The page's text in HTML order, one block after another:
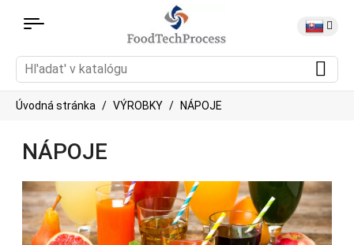
Úvodná stránka VÝROBKY NÁPOJE
NÁPOJE